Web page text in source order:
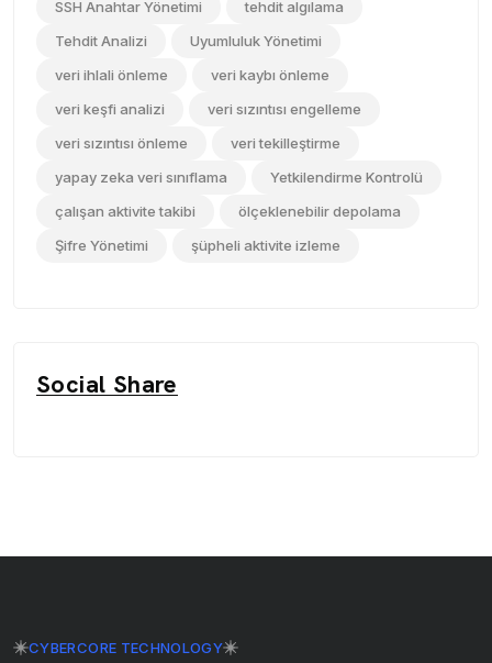
SSH Anahtar Yönetimi
tehdit algılama
Tehdit Analizi
Uyumluluk Yönetimi
veri ihlali önleme
veri kaybı önleme
veri keşfi analizi
veri sızıntısı engelleme
veri sızıntısı önleme
veri tekilleştirme
yapay zeka veri sınıflama
Yetkilendirme Kontrolü
çalışan aktivite takibi
ölçeklenebilir depolama
Şifre Yönetimi
şüpheli aktivite izleme
Social Share
CYBERCORE TECHNOLOGY